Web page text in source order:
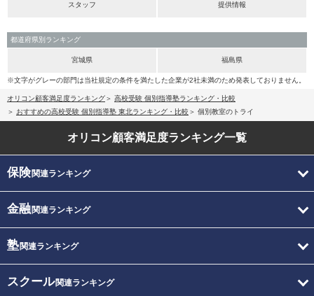
スタッフ 提供情報
都道府県別ランキング
宮城県 福島県
※文字がグレーの部門は当社規定の条件を満たした企業が2社未満のため発表しておりません。
オリコン顧客満足度ランキング
高校受験 個別指導塾ランキング・比較
おすすめの高校受験 個別指導塾 東北ランキング・比較
個別教室のトライ
オリコン顧客満足度ランキング一覧
保険関連ランキング
金融関連ランキング
塾関連ランキング
スクール関連ランキング